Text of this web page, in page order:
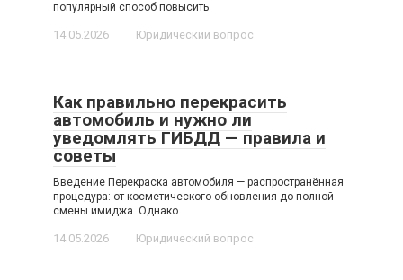
популярный способ повысить
14.05.2026 Юридический вопрос
Как правильно перекрасить
автомобиль и нужно ли
уведомлять ГИБДД — правила и
советы
Введение Перекраска автомобиля — распространённая
процедура: от косметического обновления до полной
смены имиджа. Однако
14.05.2026 Юридический вопрос